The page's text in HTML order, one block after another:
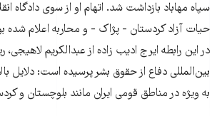
سپاه مهاباد بازداشت شد. اتهام او از سوی
حیات آزاد کردستان - پژاک - و محاربه اعلام شده
در این رابطه ایرج ادیب زاده از عبدالکریم
بین‌المللی دفاع از حقوق بشر پرسیده است: دلایل
به ویژه در مناطق قومی ایران مانند بلوچستان و